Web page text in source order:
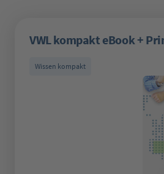
VWL kompakt eBook +
Wissen kompakt